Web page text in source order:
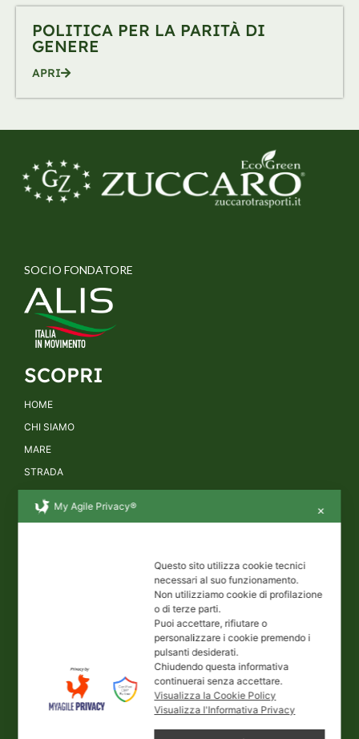
POLITICA PER LA PARITÀ DI
GENERE
APRI
SOCIO FONDATORE
SCOPRI
HOME
CHI SIAMO
MARE
STRADA
DISTRIBUZIONE
SEGNALAZIONI E WHISTLEBLOWING
POLITICA PARITÀ DI GENERE
INFORMAZIONI
My Agile Privacy® ✕
Questo sito utilizza cookie tecnici
necessari al suo funzionamento.
Non utilizziamo cookie di profilazione
o di terze parti.
Puoi accettare, rifiutare o
personalizzare i cookie premendo i
pulsanti desiderati.
Chiudendo questa informativa
continuerai senza accettare.
Visualizza la Cookie Policy
Visualizza l'Informativa Privacy